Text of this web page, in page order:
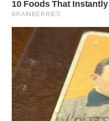
ADVOKAT
WAHANA
INFRASTRUKTUR
WAHANA
KONSUMEN
WAHANA
LISTRIK